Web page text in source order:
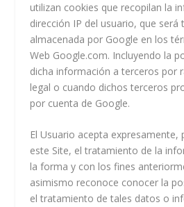
utilizan cookies que recopilan la
dirección IP del usuario, que
almacenada por Google en los
Web Google.com. Incluyendo la
dicha información a terceros por
legal o cuando dichos terceros
por cuenta de Google.
El Usuario acepta expresamente,
este Site, el tratamiento de la
la forma y con los fines
asimismo reconoce conocer la
el tratamiento de tales datos o